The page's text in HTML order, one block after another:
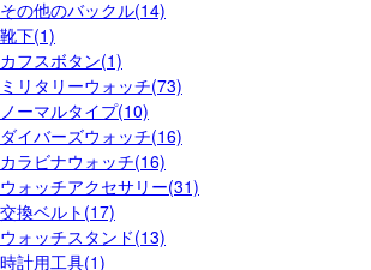
その他のバックル(14)
靴下(1)
カフスボタン(1)
ミリタリーウォッチ(73)
ノーマルタイプ(10)
ダイバーズウォッチ(16)
カラビナウォッチ(16)
ウォッチアクセサリー(31)
交換ベルト(17)
ウォッチスタンド(13)
時計用工具(1)